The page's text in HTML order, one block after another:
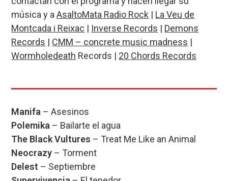
música y aAsaltoMata Radio Rock | La Veu de
Montcada i Reixac | Inverse Records | Demons
Records | CMM – concrete music madness |
Wormholedeath Records | 20 Chords Records
Manifa – Asesinos
Polemika – Bailarte el agua
The Black Vultures – Treat Me Like an Animal
Neocrazy – Torment
Delest – Septiembre